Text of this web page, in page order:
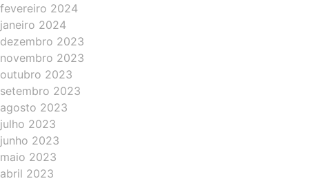
fevereiro 2024
janeiro 2024
dezembro 2023
novembro 2023
outubro 2023
setembro 2023
agosto 2023
julho 2023
junho 2023
maio 2023
abril 2023